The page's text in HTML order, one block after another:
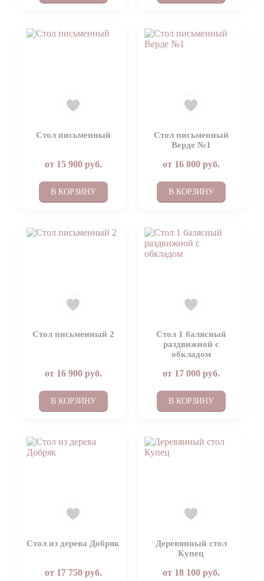
Стол письменный
от 15 900руб.
В КОРЗИНУ
Стол письменный
Верде №1
от 16 800руб.
В КОРЗИНУ
Стол письменный 2
от 16 900руб.
В КОРЗИНУ
Стол 1 балясный
раздвижной с
обкладом
от 17 000руб.
В КОРЗИНУ
Стол из дерева Добряк
от 17 750руб.
Деревянный стол
Купец
от 18 100руб.